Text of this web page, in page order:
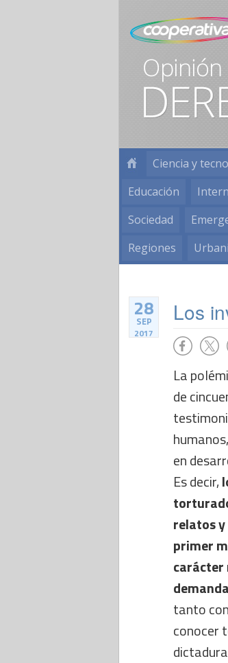
Ciencia y
Educación
Sociedad
Regiones
28
SEP
2017
Los
La
de
en
Es decir,
relatos
primer
carácter
tanto
conocer